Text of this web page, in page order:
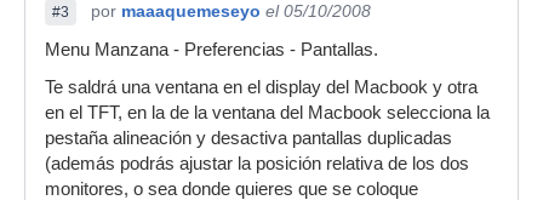
#3 por maaaquemeseyo el 05/10/2008
Menu Manzana - Preferencias - Pantallas.
Te saldrá una ventana en el display del Macbook y otra
en el TFT, en la de la ventana del Macbook selecciona la
pestaña alineación y desactiva pantallas duplicadas
(además podrás ajustar la posición relativa de los dos
monitores, o sea donde quieres que se coloque